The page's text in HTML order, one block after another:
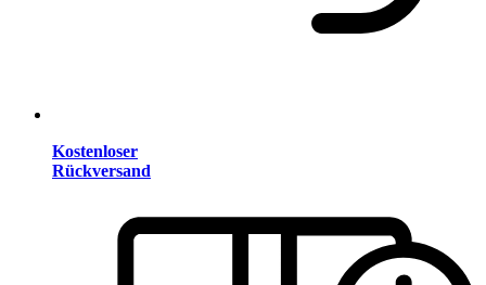
Kostenloser
Rückversand